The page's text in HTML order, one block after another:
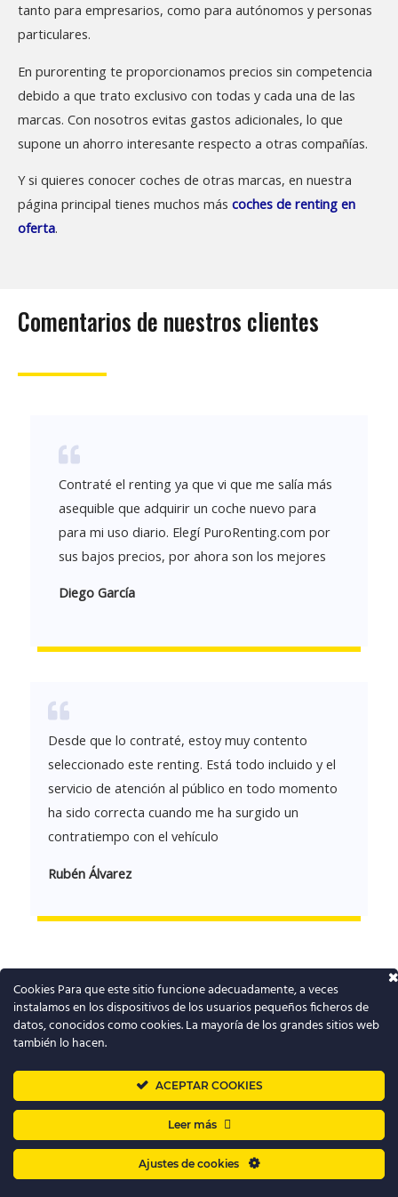
tanto para empresarios, como para autónomos y personas
particulares.
En purorenting te proporcionamos precios sin competencia
debido a que trato exclusivo con todas y cada una de las
marcas. Con nosotros evitas gastos adicionales, lo que
supone un ahorro interesante respecto a otras compañías.
Y si quieres conocer coches de otras marcas, en nuestra
página principal tienes muchos más coches de renting en
oferta.
Comentarios de nuestros clientes
Contraté el renting ya que vi que me salía más
asequible que adquirir un coche nuevo para
para mi uso diario. Elegí PuroRenting.com por
sus bajos precios, por ahora son los mejores
Diego García
Desde que lo contraté, estoy muy contento
seleccionado este renting. Está todo incluido y el
servicio de atención al público en todo momento
ha sido correcta cuando me ha surgido un
contratiempo con el vehículo
Rubén Álvarez
T
i
t
t
e
r
➜Renting barato
Quiénes somos y contacto
Política de Cookies–Política de Privacidad
Cookies Para que este sitio funcione adecuadamente, a veces
instalamos en los dispositivos de los usuarios pequeños ficheros de
datos, conocidos como cookies. La mayoría de los grandes sitios web
también lo hacen.
ACEPTAR COOKIES
Leer más
Ajustes de cookies